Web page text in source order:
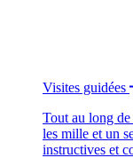
Visites guidées
Tout au long
les mille et un
instructives et